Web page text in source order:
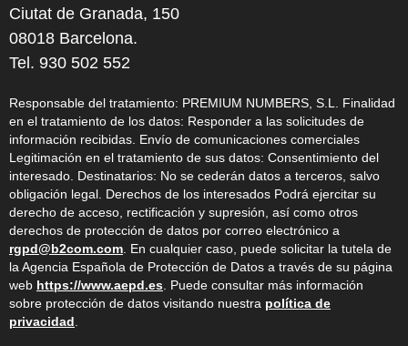
Ciutat de Granada, 150
08018 Barcelona.
Tel. 930 502 552
Responsable del tratamiento: PREMIUM NUMBERS, S.L. Finalidad
en el tratamiento de los datos: Responder a las solicitudes de
información recibidas. Envío de comunicaciones comerciales
Legitimación en el tratamiento de sus datos: Consentimiento del
interesado. Destinatarios: No se cederán datos a terceros, salvo
obligación legal. Derechos de los interesados Podrá ejercitar su
derecho de acceso, rectificación y supresión, así como otros
derechos de protección de datos por correo electrónico a
rgpd@b2com.com . En cualquier caso, puede solicitar la tutela de
la Agencia Española de Protección de Datos a través de su página
web https://www.aepd.es . Puede consultar más información
sobre protección de datos visitando nuestra política de
privacidad